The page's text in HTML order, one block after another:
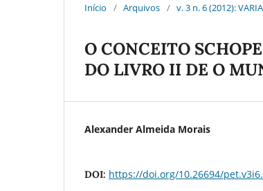
Início / Arquivos / v. 3 n. 6 (2012): VARIA
O CONCEITO
DO LIVRO II DE O
Alexander Almeida Morais
DOI: https://doi.org/10.26694/